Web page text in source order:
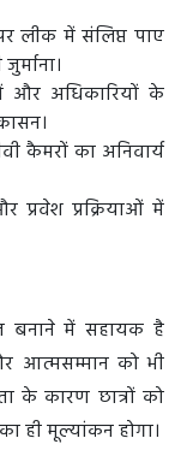
लीक में संलिप्त पाए
और अधिकारियों के
कैमरों का अनिवार्य
प्रक्रियाओं में
बनाने में सहायक है
आत्मसम्मान को भी
के कारण छात्रों को
ही मूल्यांकन होगा।